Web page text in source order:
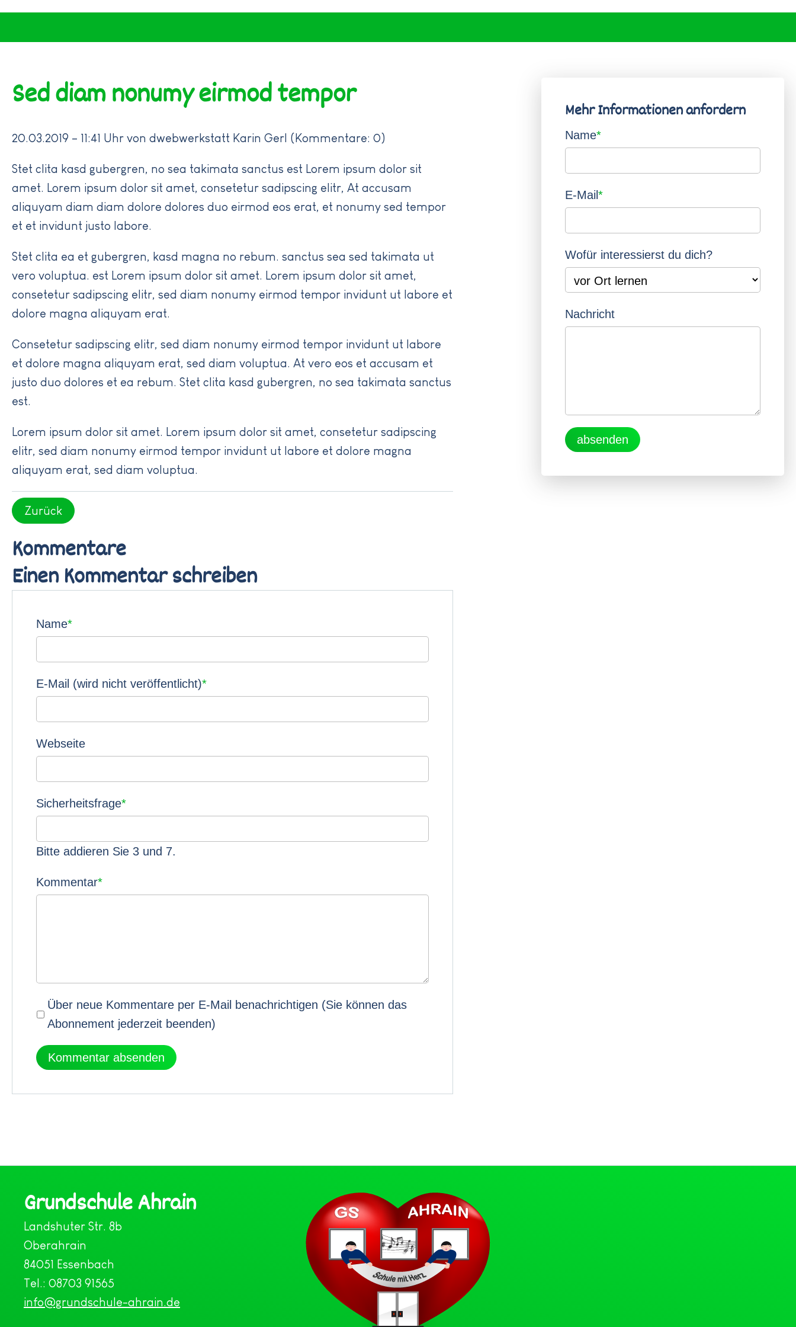
Schulhaus Mettenbach
Verkehrsschule
Verwaltung
Mittagsbetreuung
Musikalische Grundschule
Aktion Löwenzahn
Beratung
Übertritt
Sed diam nonumy eirmod tempor
20.03.2019 – 11:41 Uhr von dwebwerkstatt Karin Gerl (Kommentare: 0)
Stet clita kasd gubergren, no sea takimata sanctus est Lorem ipsum dolor sit
amet. Lorem ipsum dolor sit amet, consetetur sadipscing elitr, At accusam
aliquyam diam diam dolore dolores duo eirmod eos erat, et nonumy sed tempor
et et invidunt justo labore.
Stet clita ea et gubergren, kasd magna no rebum. sanctus sea sed takimata ut
vero voluptua. est Lorem ipsum dolor sit amet. Lorem ipsum dolor sit amet,
consetetur sadipscing elitr, sed diam nonumy eirmod tempor invidunt ut labore et
dolore magna aliquyam erat.
Consetetur sadipscing elitr, sed diam nonumy eirmod tempor invidunt ut labore
et dolore magna aliquyam erat, sed diam voluptua. At vero eos et accusam et
justo duo dolores et ea rebum. Stet clita kasd gubergren, no sea takimata sanctus
est.
Lorem ipsum dolor sit amet. Lorem ipsum dolor sit amet, consetetur sadipscing
elitr, sed diam nonumy eirmod tempor invidunt ut labore et dolore magna
aliquyam erat, sed diam voluptua.
Zurück
Kommentare
Einen Kommentar schreiben
Pflichtfeld
Name*
Pflichtfeld
E-Mail (wird nicht veröffentlicht)*
Webseite
Pflichtfeld
Sicherheitsfrage*
Bitte addieren Sie 3 und 7.
Pflichtfeld
Kommentar*
Über neue Kommentare per E-Mail benachrichtigen (Sie können das
Abonnement jederzeit beenden)
Kommentar absenden
Mehr Informationen anfordern
Pflichtfeld
Name*
Pflichtfeld
E-Mail*
Wofür interessierst du dich?
Nachricht
absenden
Grundschule Ahrain
Landshuter Str. 8b
Oberahrain
84051 Essenbach
Tel.: 08703 91565
info@grundschule-ahrain.de